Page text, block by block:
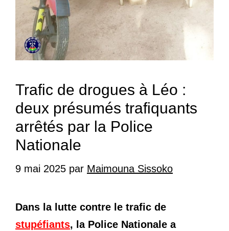
Trafic de drogues à Léo :
deux présumés trafiquants
arrêtés par la Police
Nationale
9 mai 2025 par Maimouna Sissoko
Dans la lutte contre le trafic de
stupéfiants, la Police Nationale a